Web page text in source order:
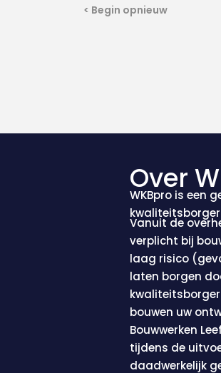
< Begin opnieuw
Over
WKBpro is een
Vanuit de
verplicht bij
laag risico
laten borgen
bouwen uw
Bouwwerken
tijdens de
daadwerkelijk